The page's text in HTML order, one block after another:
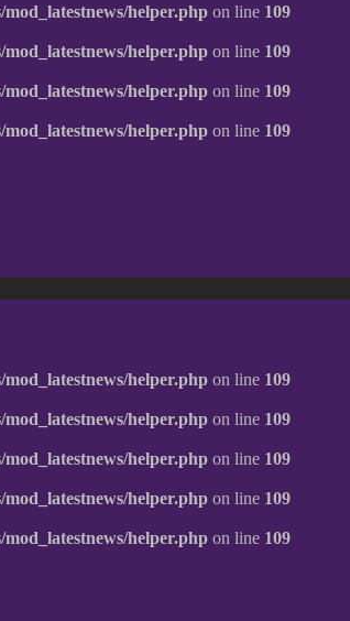
helper.php on line 109
helper.php on line 109
helper.php on line 109
helper.php on line 109
helper.php on line 109
helper.php on line 109
helper.php on line 109
helper.php on line 109
helper.php on line 109